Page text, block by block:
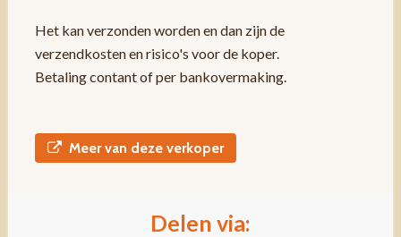
Het kan verzonden worden en dan zijn de
verzendkosten en risico's voor de koper.
Betaling contant of per bankovermaking.
Meer van deze verkoper
Delen via: